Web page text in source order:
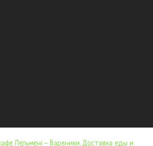
Пельмені - Вареники. Доставка еды и